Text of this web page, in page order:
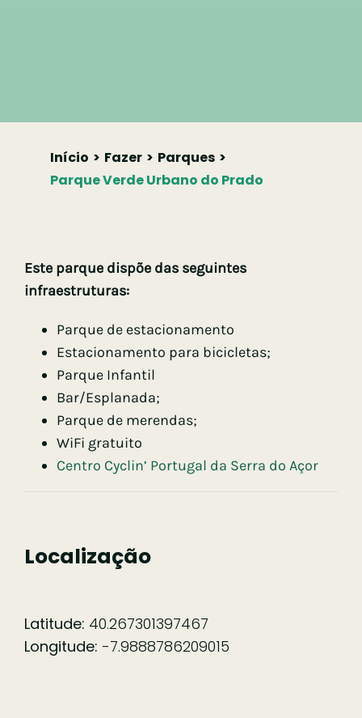
Início Fazer
Parques
Parque Verde Urbano do Prado
Este parque dispõe das seguintes
infraestruturas:
Parque de estacionamento
Estacionamento para bicicletas;
Parque Infantil
Bar/Esplanada;
Parque de merendas;
WiFi gratuito
Centro Cyclin’ Portugal da Serra do Açor
Localização
Latitude: 40.267301397467
Longitude: -7.9888786209015